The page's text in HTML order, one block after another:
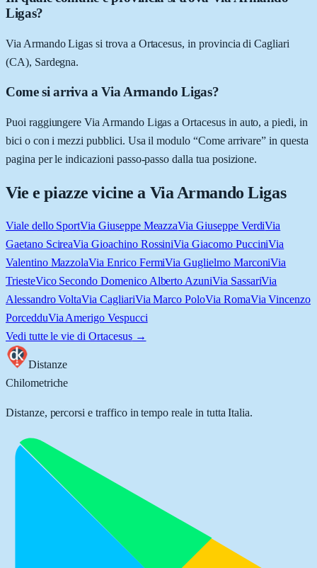
Ligas?
Via Armando Ligas si trova a Ortacesus, in provincia di Cagliari
(CA), Sardegna.
Come si arriva a Via Armando Ligas?
Puoi raggiungere Via Armando Ligas a Ortacesus in auto, a piedi, in
bici o con i mezzi pubblici. Usa il modulo “Come arrivare” in questa
pagina per le indicazioni passo-passo dalla tua posizione.
Vie e piazze vicine a Via Armando Ligas
Viale dello SportVia Giuseppe MeazzaVia Giuseppe VerdiVia
Gaetano ScireaVia Gioachino RossiniVia Giacomo PucciniVia
Valentino MazzolaVia Enrico FermiVia Guglielmo MarconiVia
TriesteVico Secondo Domenico Alberto AzuniVia SassariVia
Alessandro VoltaVia CagliariVia Marco PoloVia RomaVia Vincenzo
PorcedduVia Amerigo Vespucci
Vedi tutte le vie di Ortacesus→
Distanze
Chilometriche
Distanze, percorsi e traffico in tempo reale in tutta Italia.